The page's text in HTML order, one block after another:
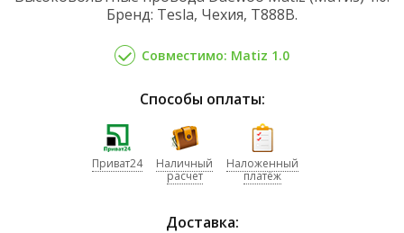
Бренд: Tesla, Чехия, T888B.
Совместимо: Matiz 1.0
Способы оплаты:
Приват24
Наличный
расчет
Наложенный
платёж
Доставка: